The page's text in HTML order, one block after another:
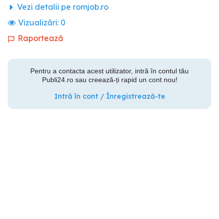
Vezi detalii pe romjob.ro
Vizualizări: 0
Raportează
Pentru a contacta acest utilizator, intră în contul tău
Publi24.ro sau creează-ți rapid un cont nou!
Intră în cont / Înregistrează-te